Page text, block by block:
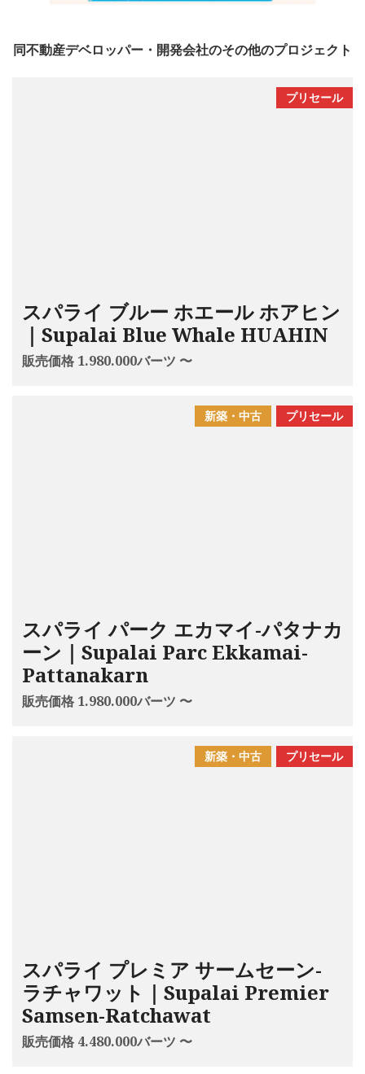
同不動産デベロッパー・開発会社のその他のプロジェクト
プリセール
スパライ ブルー ホエール ホアヒン
｜Supalai Blue Whale HUAHIN
販売価格 1.980.000バーツ 〜
プリセール
新築・中古
スパライ パーク エカマイ-パタナカ
ーン｜Supalai Parc Ekkamai-
Pattanakarn
販売価格 1.980.000バーツ 〜
プリセール
新築・中古
スパライ プレミア サームセーン-
ラチャワット｜Supalai Premier
Samsen-Ratchawat
販売価格 4.480.000バーツ 〜